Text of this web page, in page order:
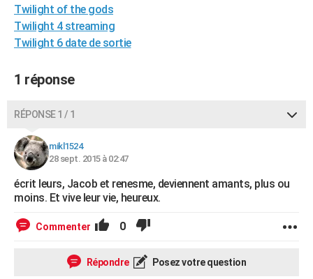
Destinations
City break
Voyage nature
Voyage de noces
Forum
Climat
+PHOTO
GUIDES D'ACHAT
BONS PLANS
Dictionnaire
Biographies
Citations
Expressions
Proverbes
PROGRAMME TV
COPAINS D'AVANT
AVIS DE DÉCÈS
Twilight of the gods
Twilight 4 streaming
Twilight 6 date de sortie
1 réponse
RÉPONSE 1 / 1
mikl1524
28 sept. 2015 à 02:47
écrit leurs, Jacob et renesme, deviennent amants, plus ou
moins. Et vive leur vie, heureux.
Commenter 0
Répondre Posez votre question